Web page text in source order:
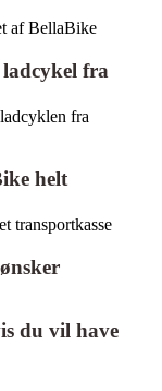
fra
helt
du vil have